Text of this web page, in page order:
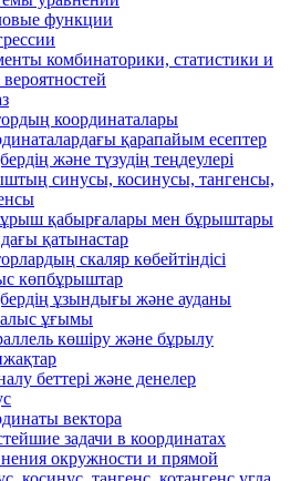
функции
комбинаторики, статистики и
координаталары
қарапайым есептер
және түзудің теңдеулері
синусы, косинусы, тангенсы,
қабырғалары мен бұрыштары
қатынастар
скаляр көбейтіндісі
көпбұрыштар
ұзындығы және ауданы
ұғымы
көшіру және бұрылу
беттері және денелер
вектора
задачи в координатах
окружности и прямой